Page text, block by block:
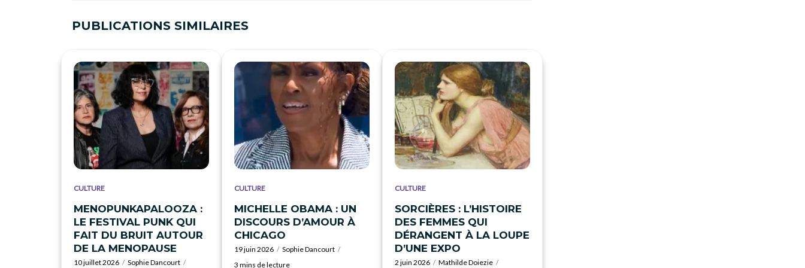
PUBLICATIONS SIMILAIRES
CULTURE
MENOPUNKAPALOOZA :
LE FESTIVAL PUNK QUI
FAIT DU BRUIT AUTOUR
DE LA MENOPAUSE
10 juillet 2026 Sophie Dancourt
CULTURE
MICHELLE OBAMA : UN
DISCOURS D’AMOUR À
CHICAGO
19 juin 2026
Sophie Dancourt
3 mins de lecture
CULTURE
SORCIÈRES : L’HISTOIRE
DES FEMMES QUI
DÉRANGENT À LA LOUPE
D’UNE EXPO
2 juin 2026 Mathilde Doiezie